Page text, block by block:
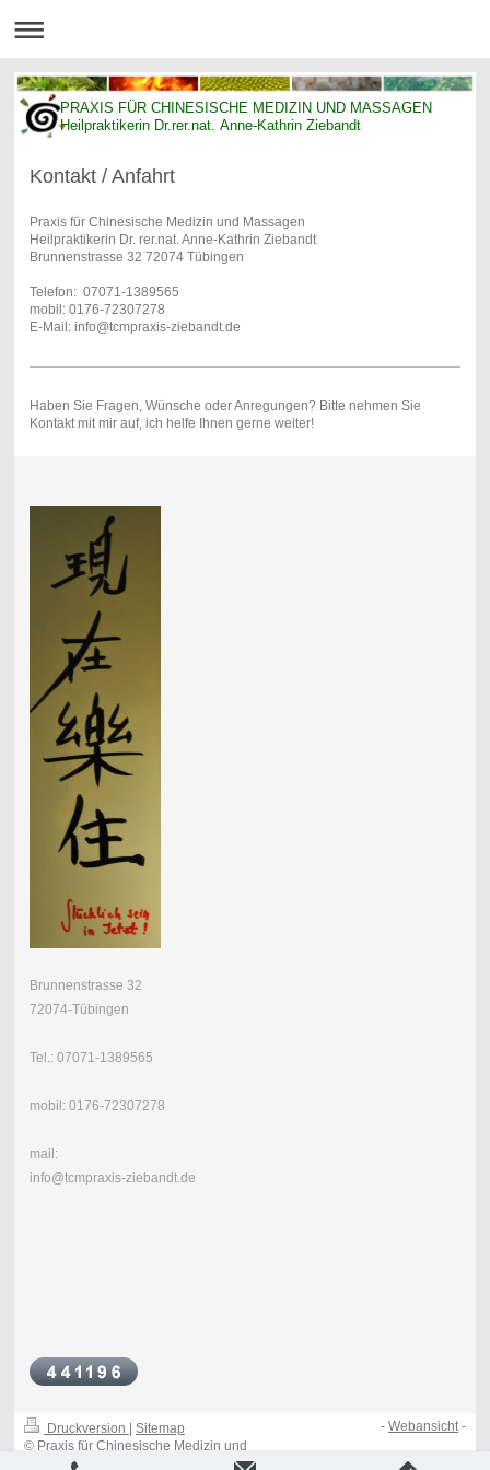
PRAXIS FÜR CHINESISCHE MEDIZIN UND MASSAGEN
Heilpraktikerin Dr.rer.nat. Anne-Kathrin Ziebandt
Kontakt / Anfahrt
Praxis für Chinesische Medizin und Massagen
Heilpraktikerin Dr. rer.nat. Anne-Kathrin Ziebandt
Brunnenstrasse 32 72074 Tübingen
Telefon: 07071-1389565
mobil: 0176-72307278
E-Mail: info@tcmpraxis-ziebandt.de
Haben Sie Fragen, Wünsche oder Anregungen? Bitte nehmen Sie
Kontakt mit mir auf, ich helfe Ihnen gerne weiter!
Brunnenstrasse 32
72074-Tübingen
Tel.: 07071-1389565
mobil: 0176-72307278
mail:
info@tcmpraxis-ziebandt.de
Druckversion
Sitemap
© Praxis für Chinesische Medizin und
Massagen
-Webansicht-